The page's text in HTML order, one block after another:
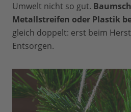
Umwelt nicht so gut.
Metallstreifen oder Plastik
gleich doppelt: erst beim
Entsorgen.